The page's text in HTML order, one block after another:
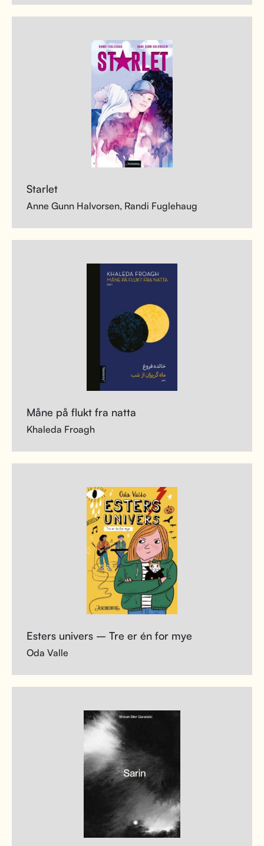
Starlet
Anne Gunn Halvorsen, Randi Fuglehaug
Måne på flukt fra natta
Khaleda Froagh
Esters univers – Tre er én for mye
Oda Valle